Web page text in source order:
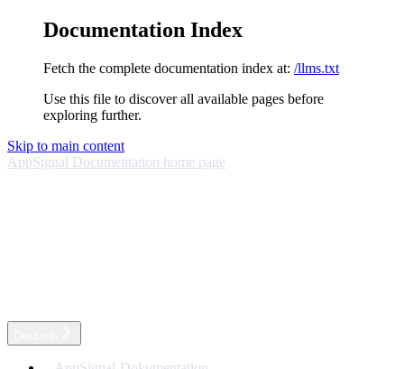
Documentation Index
Fetch the complete documentation index at: /llms.txt
Use this file to discover all available pages before
exploring further.
Skip to main content
AppSignal Documentation home page